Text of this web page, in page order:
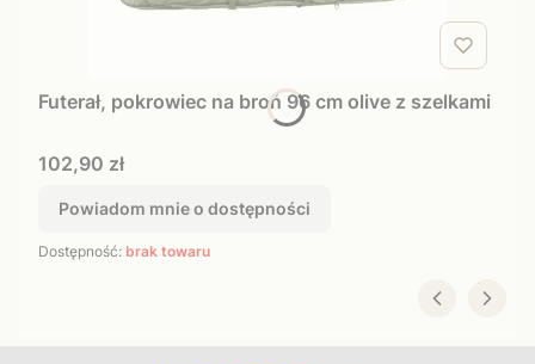
Futerał, pokrowiec na broń 96 cm olive z szelkami
Cena
102,90 zł
Powiadom mnie o dostępności
Dostępność: brak towaru